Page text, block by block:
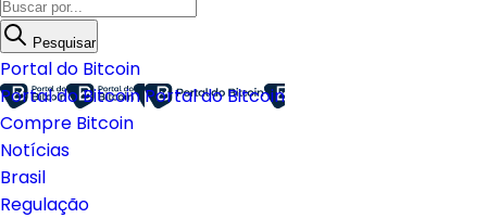
Pesquisar
Portal do Bitcoin
Portal do BitcoinPortal do Bitcoin
Compre Bitcoin
Notícias
Brasil
Regulação